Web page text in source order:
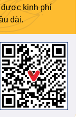
được kinh phí
dài.